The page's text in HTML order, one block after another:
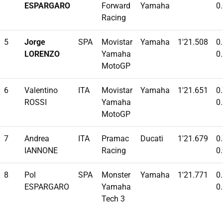
ESPARGARO
Forward
Racing
Yamaha
5
Jorge
LORENZO
SPA
Movistar
Yamaha
MotoGP
Yamaha 1'21.508
6
Valentino
ROSSI
ITA
Movistar
Yamaha
MotoGP
Yamaha 1'21.651
7
Andrea
IANNONE
ITA
Pramac
Racing
Ducati 1'21.679
8
Pol
ESPARGARO
SPA
Monster
Yamaha
Tech 3
Yamaha 1'21.771